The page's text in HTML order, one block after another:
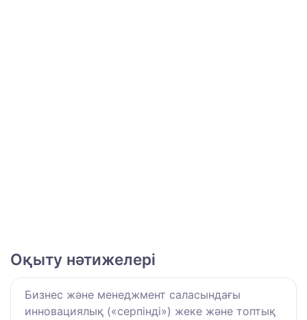
Оқыту нәтижелері
Бизнес және менеджмент саласындағы
инновациялық («серпінді») жеке және топтық